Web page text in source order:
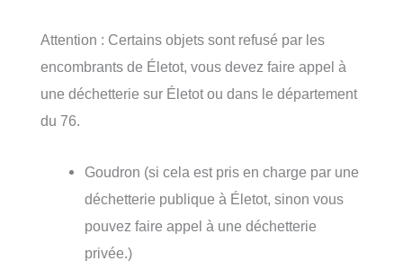
Attention : Certains objets sont refusé par les
encombrants de Életot, vous devez faire appel à
une déchetterie sur Életot ou dans le département
du 76.
Goudron (si cela est pris en charge par une
déchetterie publique à Életot, sinon vous
pouvez faire appel à une déchetterie
privée.)